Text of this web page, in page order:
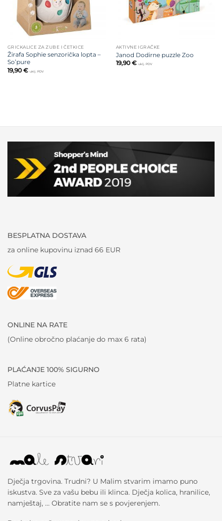
GRICKALICE ZA ZUBE I ČETKICE
Žirafa Sophie senzorička lopta –
So’pure
19,90 € uklj. PDV
AKTIVNE IGRAČKE
Janod Dodirne puzzle Zoo
19,90 € uklj. PDV
BESPLATNA DOSTAVA
za online kupovinu iznad 66 EUR
ONLINE NA RATE
(Online obročno plaćanje do max 6 rata)
PLAĆANJE 100% SIGURNO
Platne kartice
Dječja trgovina. Trudni? U Malim stvarim imamo puno
iskustva. Sve za vašu bebu ili klinca. Dječja kolica, hranilice,
namještaj, … Obratite nam se s povjerenjem.